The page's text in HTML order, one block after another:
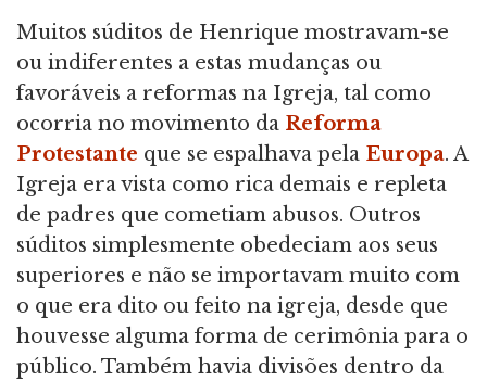
Muitos súditos de Henrique mostravam-se
ou indiferentes a estas mudanças ou
favoráveis a reformas na Igreja, tal como
ocorria no movimento da Reforma
Protestante que se espalhava pela Europa. A
Igreja era vista como rica demais e repleta
de padres que cometiam abusos. Outros
súditos simplesmente obedeciam aos seus
superiores e não se importavam muito com
o que era dito ou feito na igreja, desde que
houvesse alguma forma de cerimônia para o
público. Também havia divisões dentro da